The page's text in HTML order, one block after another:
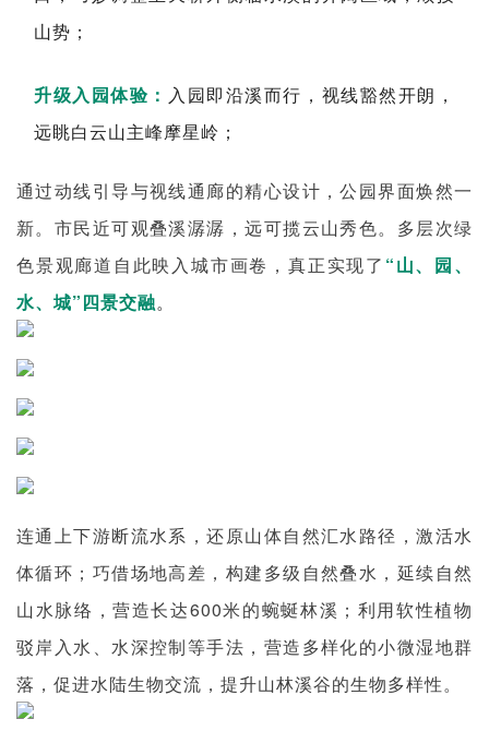
山势；
升级入园体验： 入园即沿溪而行，视线豁然开朗，
远眺白云山主峰摩星岭；
通过动线引导与视线通廊的精心设计，公园界面焕然一
新。市民近可观叠溪潺潺，远可揽云山秀色。多层次绿
色景观廊道自此映入城市画卷，真正实现了 “山、园、
水、城”四景交融。
连通上下游断流水系，还原山体自然汇水路径，激活水
体循环；巧借场地高差，构建多级自然叠水，延续自然
山水脉络，营造长达600米的蜿蜒林溪；利用软性植物
驳岸入水、水深控制等手法，营造多样化的小微湿地群
落，促进水陆生物交流，提升山林溪谷的生物多样性。